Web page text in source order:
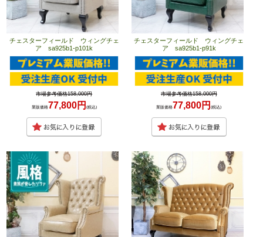
チェスターフィールド ウィングチェ
ア sa925b1-p101k
市場参考価格158,000円
業販価格77,800円 (税込)
チェスターフィールド ウィングチェ
ア sa925b1-p91k
市場参考価格158,000円
業販価格77,800円(税込)